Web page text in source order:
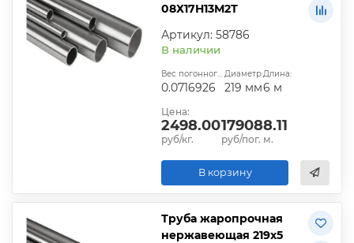
08Х17Н13М2Т
Артикул: 58786
В наличии
Вес погонного метра, т.:
0.0716926
Диаметр:
219 мм
Длина:
6 м
Цена:
2498.00
руб/кг.
179088.11
руб/пог. м.
В корзину
Труба жаропрочная
нержавеющая 219х5